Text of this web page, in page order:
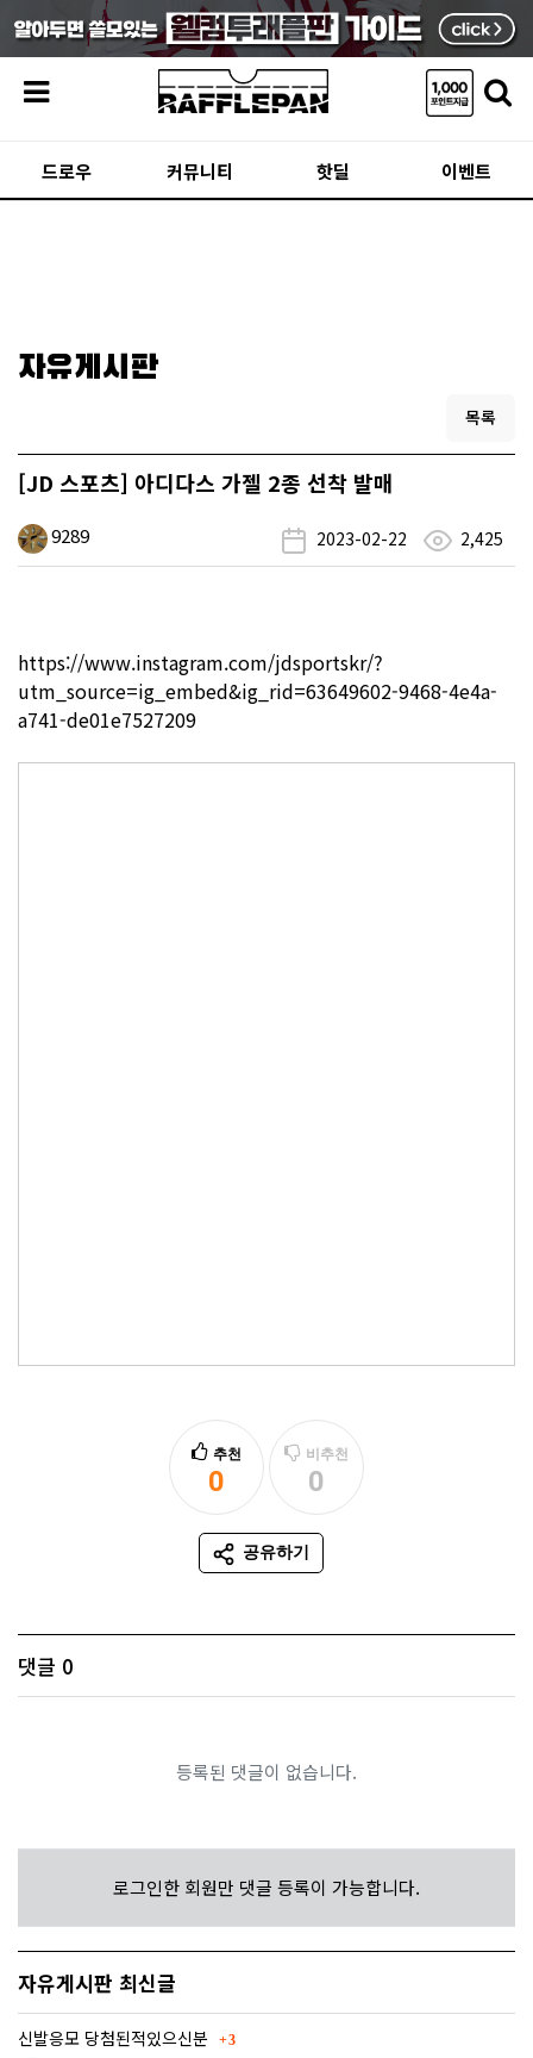
드로우 커뮤니티 핫딜 이벤트
자유게시판
목록
[JD 스포츠] 아디다스 가젤 2종 선착 발매
9289 2023-02-22 2,425
https://www.instagram.com/jdsportskr/?
utm_source=ig_embed&ig_rid=63649602-9468-4e4a-
a741-de01e7527209
추천
0
추천
비추천
0
비추천
공유하기
SNS 공유
댓글 0
등록된 댓글이 없습니다.
로그인한 회원만 댓글 등록이 가능합니다.
자유게시판 최신글
신발응모 당첨된적있으신분 댓글
3